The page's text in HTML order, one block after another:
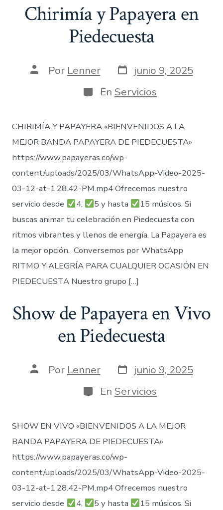
Chirimía y Papayera en
Piedecuesta
AutorPor Lenner Fecha
de
publicación
junio 9, 2025
Categorías
En Servicios
CHIRIMÍA Y PAPAYERA «BIENVENIDOS A LA
MEJOR BANDA PAPAYERA DE PIEDECUESTA»
https://www.papayeras.co/wp-
content/uploads/2025/03/WhatsApp-Video-2025-
03-12-at-1.28.42-PM.mp4 Ofrecemos nuestro
servicio desde
4, 5 y hasta
15 músicos. Si
buscas animar tu celebración en Piedecuesta con
ritmos vibrantes y llenos de energía, La Papayera es
la mejor opción. Conversemos por WhatsApp
RITMO Y ALEGRÍA PARA CUALQUIER OCASIÓN EN
PIEDECUESTA Nuestro grupo […]
Show de Papayera en Vivo
en Piedecuesta
AutorPor Lenner Fecha
de
publicación
junio 9, 2025
Categorías
En Servicios
SHOW EN VIVO «BIENVENIDOS A LA MEJOR
BANDA PAPAYERA DE PIEDECUESTA»
https://www.papayeras.co/wp-
content/uploads/2025/03/WhatsApp-Video-2025-
03-12-at-1.28.42-PM.mp4 Ofrecemos nuestro
servicio desde
4, 5 y hasta 15 músicos. Si